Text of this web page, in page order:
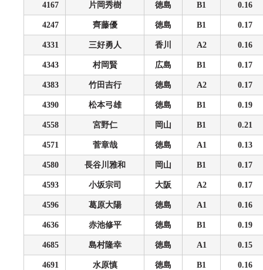
4167 片岡秀樹 徳島 B1 0.16
4247 齊藤優 徳島 B1 0.17
4331 三好勇人 香川 A2 0.16
4343 村岡賢 広島 B1 0.17
4383 竹田吉行 徳島 A2 0.17
4390 松本弓雄 徳島 B1 0.19
4558 宮野仁 岡山 B1 0.21
4571 菅章哉 徳島 A1 0.13
4580 長谷川雅和 岡山 B1 0.17
4593 小坂宗司 大阪 A2 0.17
4596 葛原大陽 徳島 A1 0.16
4636 赤池修平 徳島 B1 0.19
4685 島村隆幸 徳島 A1 0.15
4691 水原慎 徳島 B1 0.16